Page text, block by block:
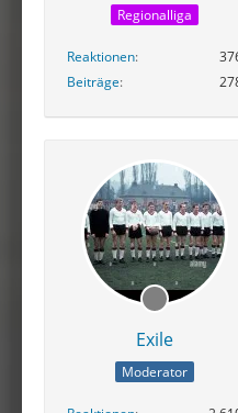
Regionalliga
Reaktionen
Beiträge
Exile
Moderator